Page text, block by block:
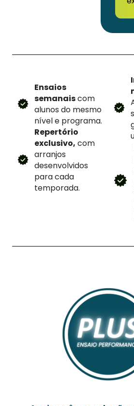
Ensaios
semanaiscom
alunos do mesmo
nível e programa.
Repertório
exclusivo, com
arranjos
desenvolvidos
para cada
temporada.